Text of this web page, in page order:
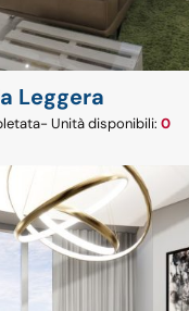
Leggera
- Unità disponibili:0